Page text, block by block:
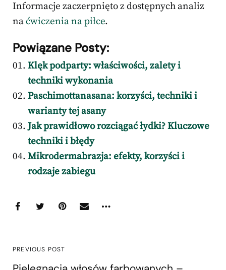
Informacje zaczerpnięto z dostępnych analiz
naćwiczenia na piłce.
Powiązane Posty:
Klęk podparty: właściwości, zalety i
techniki wykonania
Paschimottanasana: korzyści, techniki i
warianty tej asany
Jak prawidłowo rozciągać łydki? Kluczowe
techniki i błędy
Mikrodermabrazja: efekty, korzyści i
rodzaje zabiegu
PREVIOUS POST